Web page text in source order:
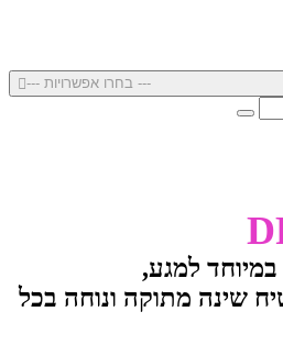
--- בחרו אפשרויות ---
למגע,
שינה מתוקה ונוחה בכל